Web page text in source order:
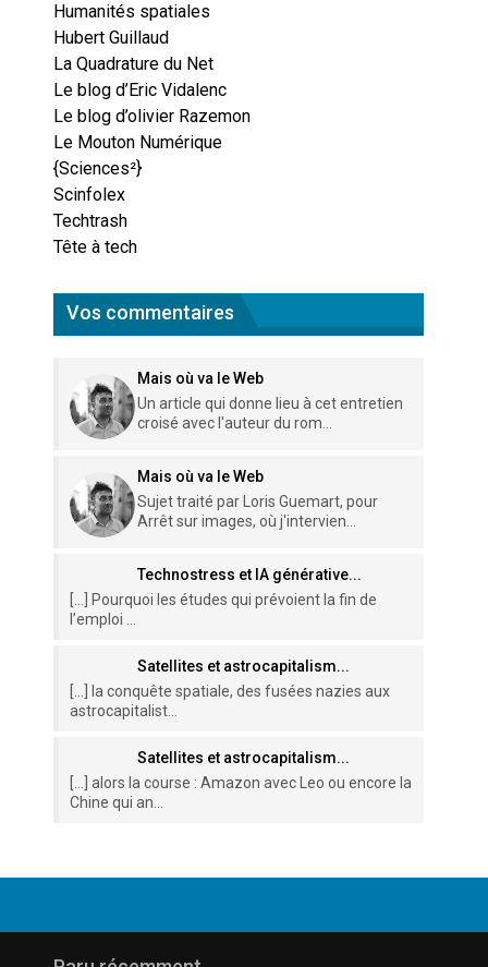
Humanités spatiales
Hubert Guillaud
La Quadrature du Net
Le blog d’Eric Vidalenc
Le blog d’olivier Razemon
Le Mouton Numérique
{Sciences²}
Scinfolex
Techtrash
Tête à tech
Vos commentaires
Mais où va le Web
Un article qui donne lieu à cet entretien
croisé avec l'auteur du rom...
Mais où va le Web
Sujet traité par Loris Guemart, pour
Arrêt sur images, où j'intervien...
Technostress et IA générative...
[…] Pourquoi les études qui prévoient la fin de
l’emploi ...
Satellites et astrocapitalism...
[…] la conquête spatiale, des fusées nazies aux
astrocapitalist...
Satellites et astrocapitalism...
[…] alors la course : Amazon avec Leo ou encore la
Chine qui an...